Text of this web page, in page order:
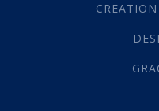
Almag